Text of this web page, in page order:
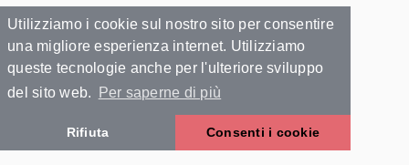
Utilizziamo i cookie sul nostro sito per consentire
una migliore esperienza internet. Utilizziamo
queste tecnologie anche per l'ulteriore sviluppo
del sito web.
Per saperne di più
Rifiuta Consenti i cookie